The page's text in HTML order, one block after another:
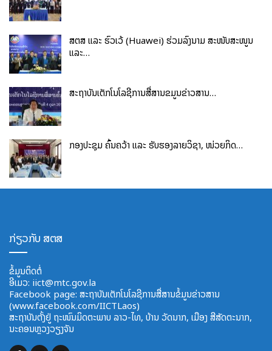
ສຕສ ແລະ ຮົວເວ້ (Huawei) ຮ່ວມລົງນາມ ສະໜັບສະໜູນ
ແລະ…
ສະຖາບັນເຕັກໂນໂລຊີການສື່ສານຂໍ້ມູນຂ່າວສານ…
ກອງປະຊຸມ ຄົ້ນຄວ້າ ແລະ ຮັບຮອງລາຍວິຊາ, ໜ່ວຍກິດ…
ກ່ຽວກັບ ສຕສ
ຂໍ້ມູນຕິດຕໍ່
ອີ​ເມວ: iict@mtc.gov.la
Facebook page: ສະຖາບັນເຕັກໂນໂລຊີການສື່ສານຂໍ້ມູນຂ່າວສານ
(www.facebook.com/IICTLaos)
ສະ​ຖາ​ບັນ​ຕັ້ງຢູ່ ຖະໜົນມິດຕະພາບ​ ລາວ​-ໄທ, ບ້ານ ວັດ​ນາກ, ​ເມືອງ ສີ​ສັດຕະ​ນາກ,
ນະຄອນຫຼວງວຽງຈັນ